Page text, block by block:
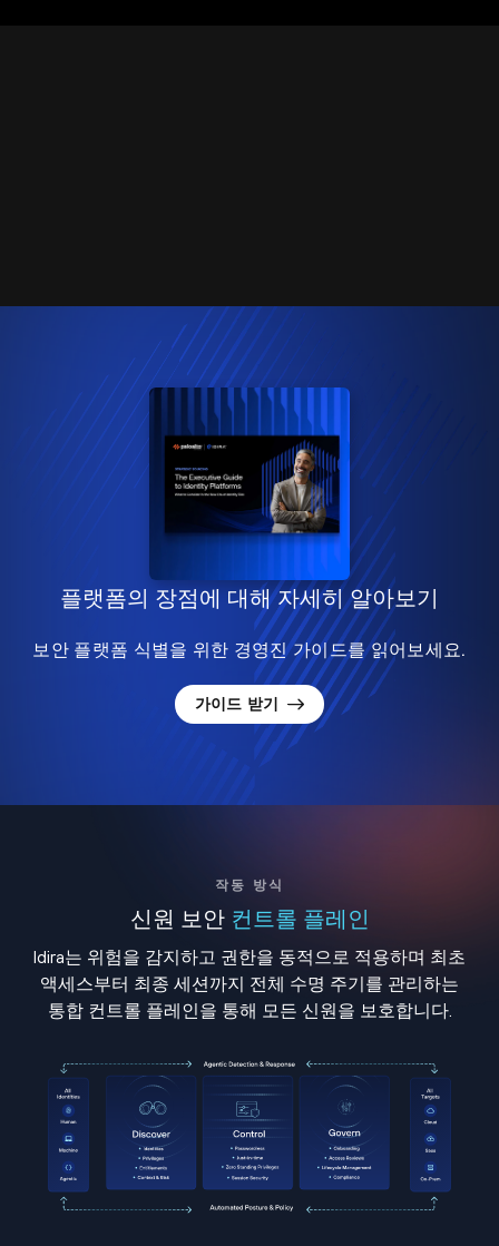
플랫폼의 장점에 대해 자세히 알아보기
보안 플랫폼 식별을 위한 경영진 가이드를 읽어보세요.
가이드 받기
작동 방식
신원 보안 컨트롤 플레인
Idira는 위험을 감지하고 권한을 동적으로 적용하며 최초
액세스부터 최종 세션까지 전체 수명 주기를 관리하는
통합 컨트롤 플레인을 통해 모든 신원을 보호합니다.